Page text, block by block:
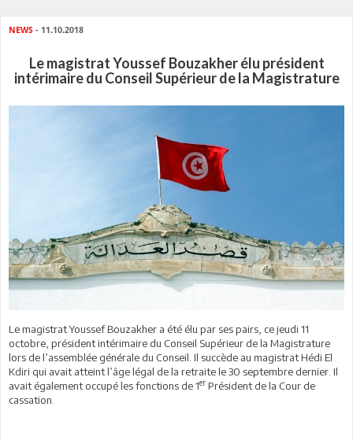
NEWS - 11.10.2018
Le magistrat Youssef Bouzakher élu président
intérimaire du Conseil Supérieur de la Magistrature
Le magistrat Youssef Bouzakher a été élu par ses pairs, ce jeudi 11
octobre, président intérimaire du Conseil Supérieur de la Magistrature
lors de l’assemblée générale du Conseil. Il succède au magistrat Hédi El
Kdiri qui avait atteint l’âge légal de la retraite le 30 septembre dernier. Il
avait également occupé les fonctions de 1er Président de la Cour de
cassation.